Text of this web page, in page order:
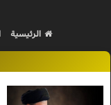
الرئيسية